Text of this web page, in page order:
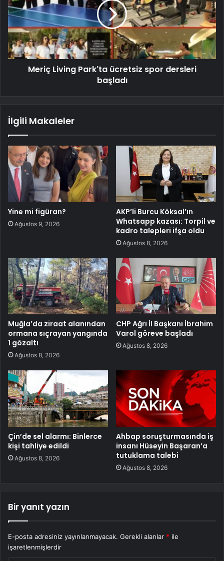
Meriç Living Park'ta ücretsiz spor dersleri
başladı
İlgili Makaleler
Yine mi figüran?
Ağustos 9, 2026
AKP’li Burcu Köksal’ın
Whatsapp kazası: Torpil ve
kadro talepleri ifşa oldu
Ağustos 8, 2026
Muğla’da ziraat alanından
ormana sıçrayan yangında
1 gözaltı
Ağustos 8, 2026
CHP Ağrı İl Başkanı İbrahim
Varol göreve başladı
Ağustos 8, 2026
Çin’de sel alarmı: Binlerce
kişi tahliye edildi
Ağustos 8, 2026
Ahbap soruşturmasında iş
insanı Hüseyin Başaran’a
tutuklama talebi
Ağustos 8, 2026
Bir yanıt yazın
E-posta adresiniz yayınlanmayacak. Gerekli alanlar * ile
işaretlenmişlerdir